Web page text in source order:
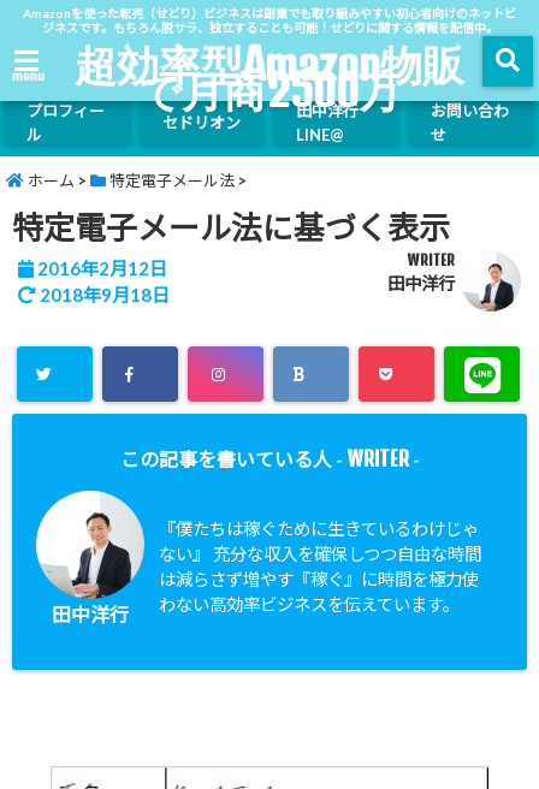
Amazonを使った転売（せどり）ビジネスは副業でも取り組みやすい初心者向けのネットビ
ジネスです。もちろん脱サラ、独立することも可能！せどりに関する情報を配信中。
menu 超効率型Amazon物販
で月商2500万
プロフィー
ル
セドリオン
田中洋行
LINE@
お問い合わ
せ
ホーム > 特定電子メール法 >
特定電子メール法に基づく表示
2016年2月12日
2018年9月18日
WRITER
田中洋行
この記事を書いている人 - WRITER-
田中洋行
『僕たちは稼ぐために生きているわけじゃ
ない』 充分な収入を確保しつつ自由な時間
は減らさず増やす『稼ぐ』に時間を極力使
わない高効率ビジネスを伝えています。